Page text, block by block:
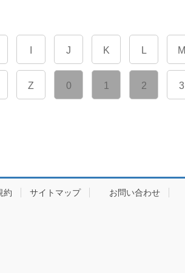
J K L M
Z 0 1 2 3
約 サイトマップ お問い合わせ